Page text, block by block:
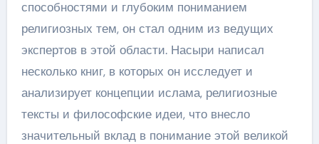
способностями и глубоким пониманием
религиозных тем, он стал одним из ведущих
экспертов в этой области. Насыри написал
несколько книг, в которых он исследует и
анализирует концепции ислама, религиозные
тексты и философские идеи, что внесло
значительный вклад в понимание этой великой